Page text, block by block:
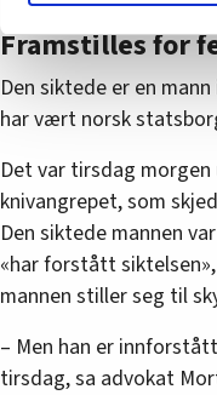
annonsering. Disse
Framstilles for
Den siktede er en
har vært norsk
Det var tirsdag
knivangrepet, som
Den siktede mannen
«har forstått
mannen stiller seg til
– Men han er
tirsdag, sa advokat